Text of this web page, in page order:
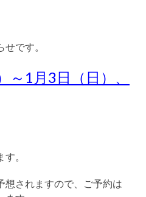
です。
～1 月3日（日）、
。
想されますので、ご予約は